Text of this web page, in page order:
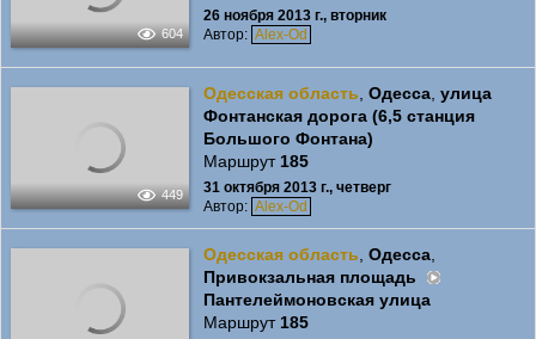
604
26 ноября 2013 г., вторник
Автор: Alex-Od
449
Одесская область Одесса, улица
Фонтанская дорога (6,5 станция
Большого Фонтана)
Маршрут 185
31 октября 2013 г., четверг
Автор: Alex-Od
Одесская область Одесса,
Привокзальная площадь
Пантелеймоновская улица
Маршрут 185